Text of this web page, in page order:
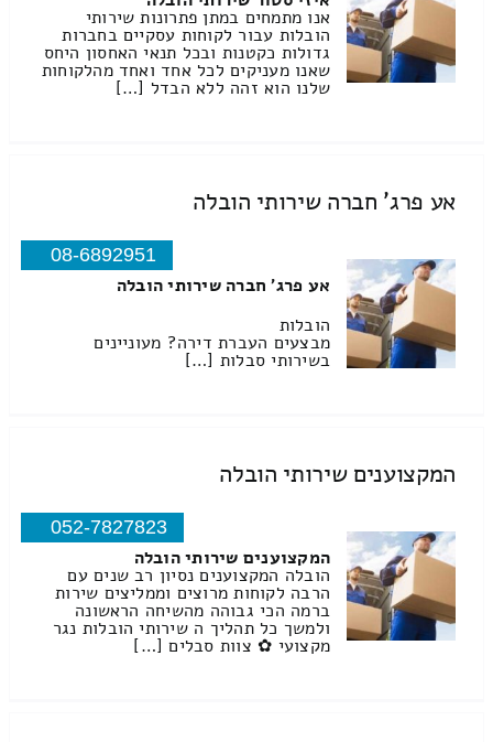
אנו מתמחים במתן פתרונות שירותי
הובלות עבור לקוחות עסקיים בחברות
גדולות כקטנות ובכל תנאי האחסון היחס
שאנו מעניקים לכל אחד ואחד מהלקוחות
שלנו הוא זהה ללא הבדל […]
אע פרג' חברה שירותי הובלה
08-6892951
אע פרג' חברה שירותי הובלה
הובלות
מבצעים העברת דירה? מעוניינים
בשירותי סבלות […]
המקצוענים שירותי הובלה
052-7827823
המקצוענים שירותי הובלה
הובלה המקצוענים נסיון רב שנים עם
הרבה לקוחות מרוצים וממליצים שירות
ברמה הכי גבוהה מהשיחה הראשונה
ולמשך כל תהליך ה שירותי הובלות נגר
מקצועי ✿ צוות סבלים […]